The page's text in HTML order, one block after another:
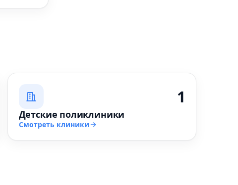
1
Детские поликлиники
Смотреть клиники